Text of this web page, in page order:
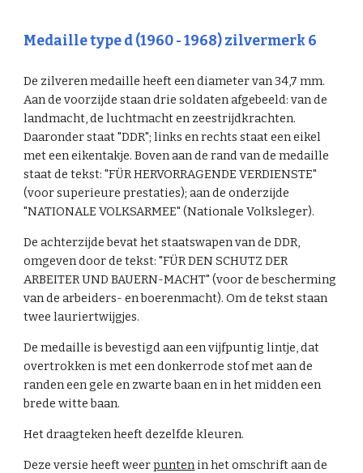
Medaille type d (1960 - 1968) zilvermerk6
De zilveren medaille heeft een diameter van 34,7 mm.
Aan de voorzijde staan drie soldaten afgebeeld: van de
landmacht, de luchtmacht en zeestrijdkrachten.
Daaronder staat "DDR"; links en rechts staat een eikel
met een eikentakje. Boven aan de rand van de medaille
staat de tekst: "FÜR HERVORRAGENDE VERDIENSTE"
(voor superieure prestaties); aan de onderzijde
"NATIONALE VOLKSARMEE" (Nationale Volksleger).
De achterzijde bevat het staatswapen van de DDR,
omgeven door de tekst: "FÜR DEN SCHUTZ DER
ARBEITER UND BAUERN-MACHT" (voor de bescherming
van de arbeiders- en boerenmacht). Om de tekst staan
twee lauriertwijgjes.
De medaille is bevestigd aan een vijfpuntig lintje, dat
overtrokken is met een donkerrode stof met aan de
randen een gele en zwarte baan en in het midden een
brede witte baan.
Het draagteken heeft dezelfde kleuren.
Deze versie heeft weerpunten in het omschrift aan de